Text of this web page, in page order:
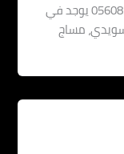
مساج الهنا خدمة 24 ساعة بالرياض 0560827041 يوجد في
مساج